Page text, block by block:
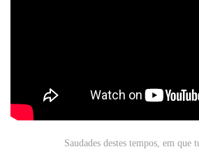
Saudades destes tempos, em que